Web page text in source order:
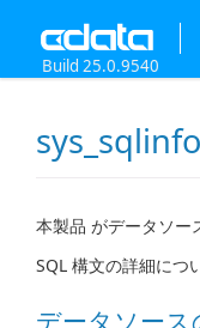
Build 25.0.9540
sys_sqlinfo
本製品 がデータソー
SQL 構文の詳細につ
データソース